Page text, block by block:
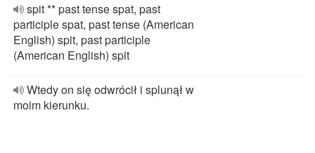
spit ** past tense spat, past
participle spat, past tense (American
English) spit, past participle
(American English) spit
Wtedy on się odwrócił i splunął w
moim kierunku.